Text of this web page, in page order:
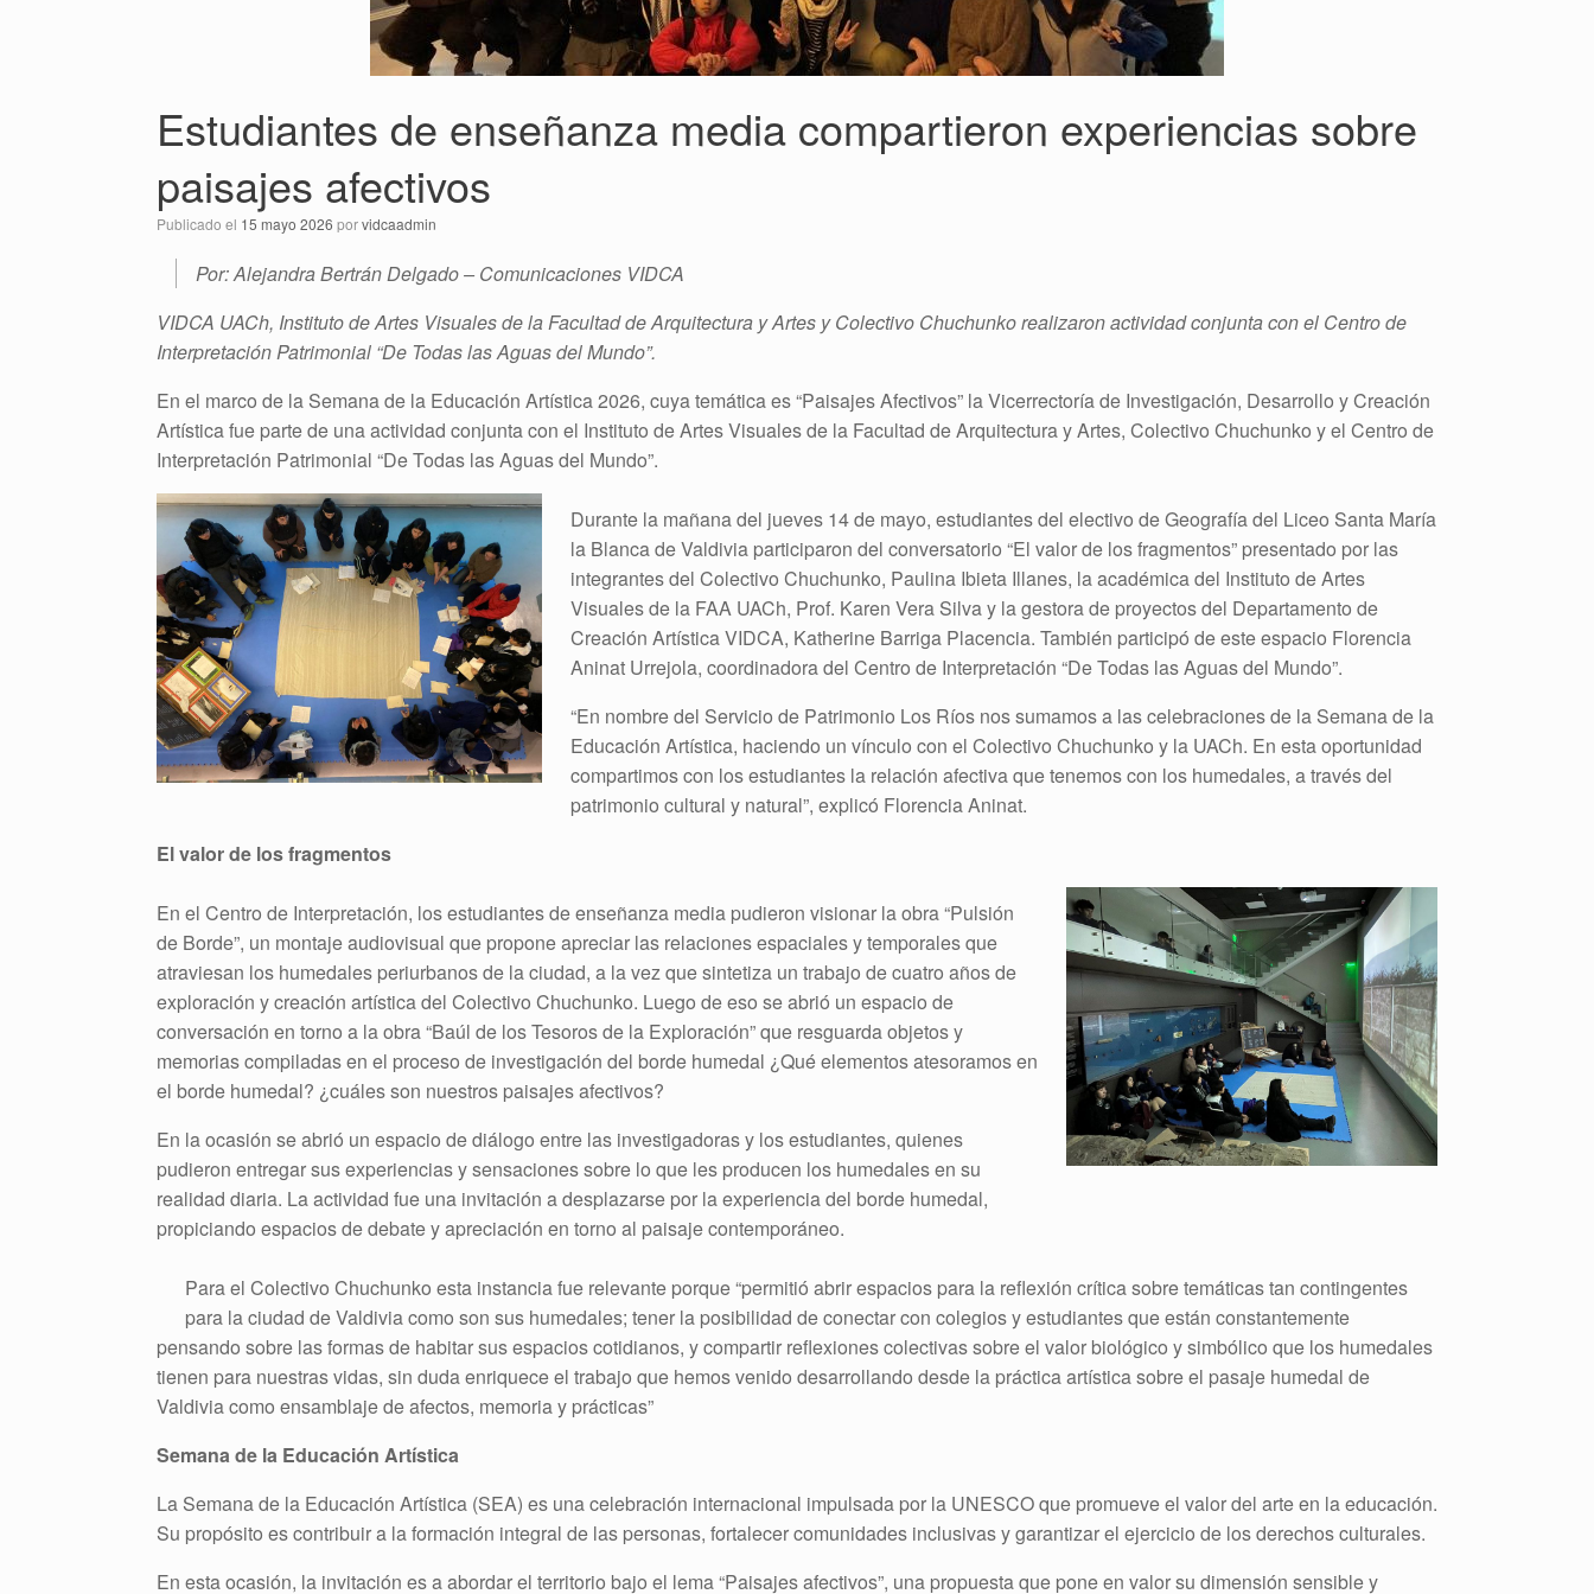
Estudiantes de enseñanza media compartieron experiencias sobre
paisajes afectivos
Publicado el 15 mayo 2026 porvidcaadmin
Por: Alejandra Bertrán Delgado – Comunicaciones VIDCA
VIDCA UACh, Instituto de Artes Visuales de la Facultad de Arquitectura y Artes y Colectivo Chuchunko realizaron actividad conjunta con el Centro de
Interpretación Patrimonial “De Todas las Aguas del Mundo”.
En el marco de la Semana de la Educación Artística 2026, cuya temática es “Paisajes Afectivos” la Vicerrectoría de Investigación, Desarrollo y Creación
Artística fue parte de una actividad conjunta con el Instituto de Artes Visuales de la Facultad de Arquitectura y Artes, Colectivo Chuchunko y el Centro de
Interpretación Patrimonial “De Todas las Aguas del Mundo”.
Durante la mañana del jueves 14 de mayo, estudiantes del electivo de Geografía del Liceo Santa María
la Blanca de Valdivia participaron del conversatorio “El valor de los fragmentos” presentado por las
integrantes del Colectivo Chuchunko, Paulina Ibieta Illanes, la académica del Instituto de Artes
Visuales de la FAA UACh, Prof. Karen Vera Silva y la gestora de proyectos del Departamento de
Creación Artística VIDCA, Katherine Barriga Placencia. También participó de este espacio Florencia
Aninat Urrejola, coordinadora del Centro de Interpretación “De Todas las Aguas del Mundo”.
“En nombre del Servicio de Patrimonio Los Ríos nos sumamos a las celebraciones de la Semana de la
Educación Artística, haciendo un vínculo con el Colectivo Chuchunko y la UACh. En esta oportunidad
compartimos con los estudiantes la relación afectiva que tenemos con los humedales, a través del
patrimonio cultural y natural”, explicó Florencia Aninat.
El valor de los fragmentos
En el Centro de Interpretación, los estudiantes de enseñanza media pudieron visionar la obra “Pulsión
de Borde”, un montaje audiovisual que propone apreciar las relaciones espaciales y temporales que
atraviesan los humedales periurbanos de la ciudad, a la vez que sintetiza un trabajo de cuatro años de
exploración y creación artística del Colectivo Chuchunko. Luego de eso se abrió un espacio de
conversación en torno a la obra “Baúl de los Tesoros de la Exploración” que resguarda objetos y
memorias compiladas en el proceso de investigación del borde humedal ¿Qué elementos atesoramos en
el borde humedal? ¿cuáles son nuestros paisajes afectivos?
En la ocasión se abrió un espacio de diálogo entre las investigadoras y los estudiantes, quienes
pudieron entregar sus experiencias y sensaciones sobre lo que les producen los humedales en su
realidad diaria. La actividad fue una invitación a desplazarse por la experiencia del borde humedal,
propiciando espacios de debate y apreciación en torno al paisaje contemporáneo.
Para el Colectivo Chuchunko esta instancia fue relevante porque “permitió abrir espacios para la reflexión crítica sobre temáticas tan contingentes
para la ciudad de Valdivia como son sus humedales; tener la posibilidad de conectar con colegios y estudiantes que están constantemente
pensando sobre las formas de habitar sus espacios cotidianos, y compartir reflexiones colectivas sobre el valor biológico y simbólico que los humedales
tienen para nuestras vidas, sin duda enriquece el trabajo que hemos venido desarrollando desde la práctica artística sobre el pasaje humedal de
Valdivia como ensamblaje de afectos, memoria y prácticas”
Semana de la Educación Artística
La Semana de la Educación Artística (SEA) es una celebración internacional impulsada por la UNESCO que promueve el valor del arte en la educación.
Su propósito es contribuir a la formación integral de las personas, fortalecer comunidades inclusivas y garantizar el ejercicio de los derechos culturales.
En esta ocasión, la invitación es a abordar el territorio bajo el lema “Paisajes afectivos”, una propuesta que pone en valor su dimensión sensible y